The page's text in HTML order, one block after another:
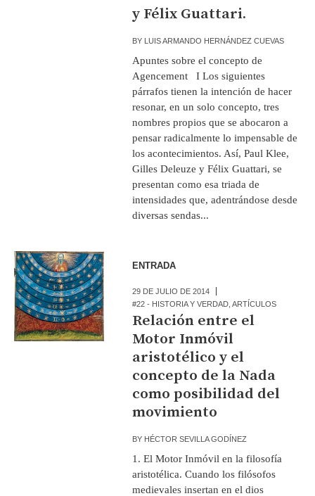
y Félix Guattari.
BY LUIS ARMANDO HERNÁNDEZ CUEVAS
Apuntes sobre el concepto de
Agencement I Los siguientes
párrafos tienen la intención de hacer
resonar, en un solo concepto, tres
nombres propios que se abocaron a
pensar radicalmente lo impensable de
los acontecimientos. Así, Paul Klee,
Gilles Deleuze y Félix Guattari, se
presentan como esa triada de
intensidades que, adentrándose desde
diversas sendas...
ENTRADA
29 DE JULIO DE 2014
#22 - HISTORIA Y VERDAD ,ARTÍCULOS
Relación entre el
Motor Inmóvil
aristotélico y el
concepto de la Nada
como posibilidad del
movimiento
BY HÉCTOR SEVILLA GODÍNEZ
1. El Motor Inmóvil en la filosofía
aristotélica. Cuando los filósofos
medievales insertan en el dios